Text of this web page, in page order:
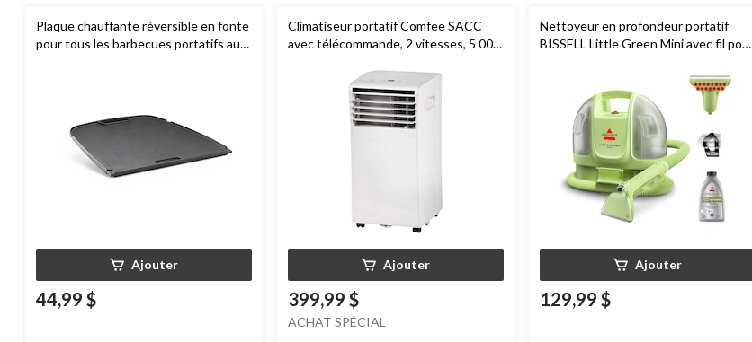
Plaque chauffante réversible en fonte
pour tous les barbecues portatifs au
Ajouter
44,99 $
Climatiseur portatif Comfee SACC
avec télécommande, 2 vitesses, 5 000
Ajouter
399,99 $
ACHAT SPÉCIAL
Nettoyeur en profondeur portatif
BISSELL Little Green Mini avec fil pour
Ajouter
129,99 $